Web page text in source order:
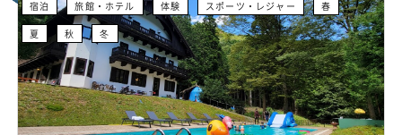
宿泊 旅館・ホテル 体験 スポーツ・レジャー 春
夏 秋 冬